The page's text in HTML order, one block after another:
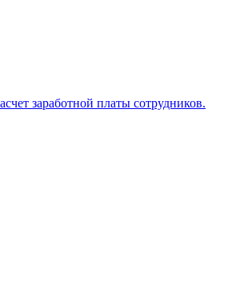
заработной платы сотрудников.